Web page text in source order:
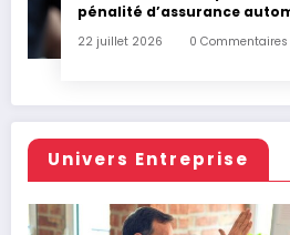
pénalité d’assurance
22 juillet 2026 0 Commentaires
Univers Entreprise